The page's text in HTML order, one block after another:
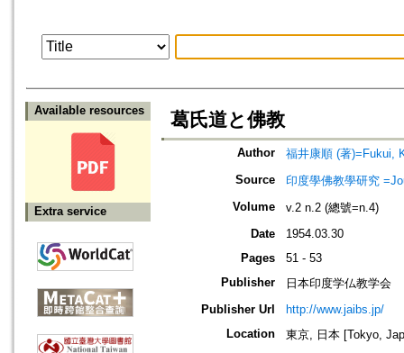
Available resources
Extra service
葛氏道と佛教
Author
福井康順 (著)=Fukui,
Source
印度學佛教學研究
Volume
v.2 n.2 (總號=n.4)
Date
1954.03.30
Pages
51 - 53
Publisher
日本印度学仏教学会
Publisher Url
http://www.jaibs.jp/
Location
東京, 日本 [Tokyo,